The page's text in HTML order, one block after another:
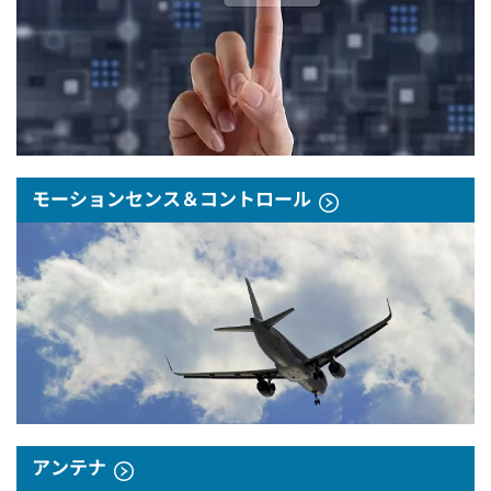
モーションセンス＆コントロール
アンテナ